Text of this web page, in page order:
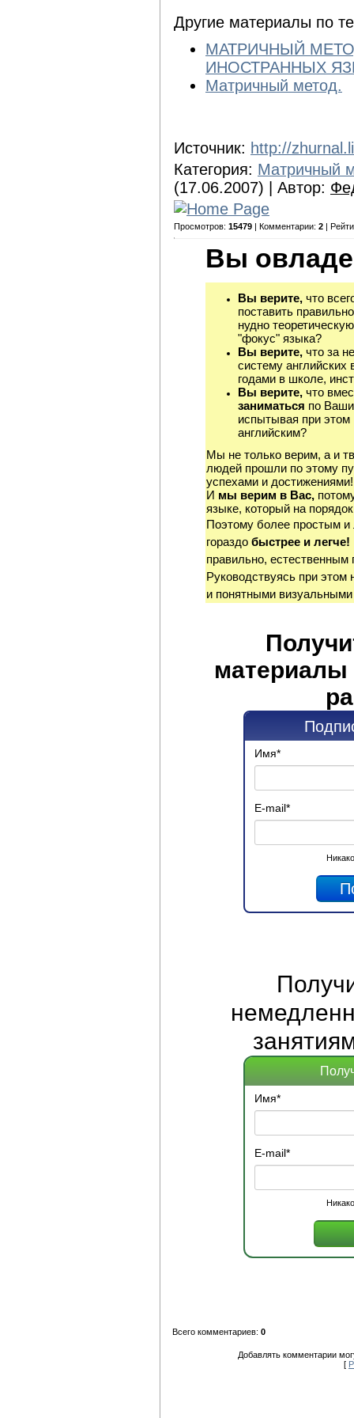
Другие материалы по
МАТРИЧНЫЙ
ИНОСТРАННЫХ
Матричный метод.
Источник: http://
Категория: Матричный
(17.06.2007) | Автор:
Просмотров: 15479 | Комментарии: 2 |
Вы
Вы верите, что
поставить
нудно
"фокус" языка?
Вы верите, что за
систему
годами в школе,
Вы верите, что
заниматься по
испытывая при этом
английским?
Мы не только верим, а и
людей прошли по этому
успехами и достижениями!
И мы верим в Вас,
языке, который на
Поэтому более простым
гораздо быстрее и легче!
правильно, естественным
Руководствуясь при
и понятными
материалы
Имя*
E-mail*
Имя*
E-mail*
Всего комментариев: 0
Добавлять комментарии
[